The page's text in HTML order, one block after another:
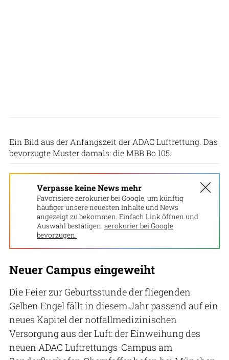
Ein Bild aus der Anfangszeit der ADAC Luftrettung. Das
bevorzugte Muster damals: die MBB Bo 105.
Verpasse keine News mehr
Favorisiere aerokurier bei Google, um künftig
häufiger unsere neuesten Inhalte und News
angezeigt zu bekommen. Einfach Link öffnen und
Auswahl bestätigen: aerokurier bei Google
bevorzugen.
Neuer Campus eingeweiht
Die Feier zur Geburtsstunde der fliegenden
Gelben Engel fällt in diesem Jahr passend auf ein
neues Kapitel der notfallmedizinischen
Versorgung aus der Luft: der Einweihung des
neuen ADAC Luftrettungs-Campus am